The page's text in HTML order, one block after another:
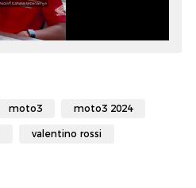
moto3 moto3 2024
valentino rossi